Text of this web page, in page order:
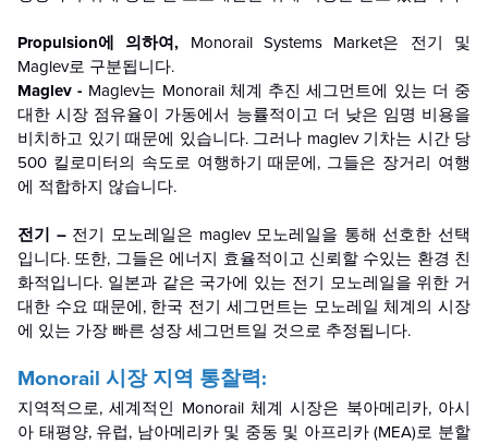
Propulsion에 의하여, Monorail Systems Market은 전기 및
Maglev로 구분됩니다.
Maglev - Maglev는 Monorail 체계 추진 세그먼트에 있는 더 중
대한 시장 점유율이 가동에서 능률적이고 더 낮은 임명 비용을
비치하고 있기 때문에 있습니다. 그러나 maglev 기차는 시간 당
500 킬로미터의 속도로 여행하기 때문에, 그들은 장거리 여행
에 적합하지 않습니다.
전기 –전기 모노레일은 maglev 모노레일을 통해 선호한 선택
입니다. 또한, 그들은 에너지 효율적이고 신뢰할 수있는 환경 친
화적입니다. 일본과 같은 국가에 있는 전기 모노레일을 위한 거
대한 수요 때문에, 한국 전기 세그먼트는 모노레일 체계의 시장
에 있는 가장 빠른 성장 세그먼트일 것으로 추정됩니다.
Monorail 시장 지역 통찰력:
지역적으로, 세계적인 Monorail 체계 시장은 북아메리카, 아시
아 태평양, 유럽, 남아메리카 및 중동 및 아프리카 (MEA)로 분할